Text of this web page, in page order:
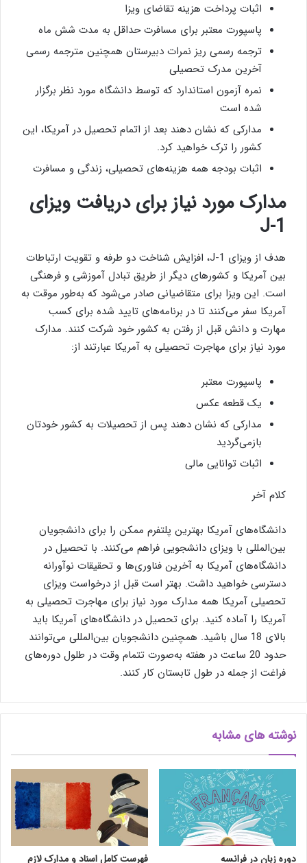
اثبات پرداخت هزینه تقاضای ویزا
پاسپورت معتبر برای مسافرت حداقل به مدت شش ماه
ترجمه رسمی ریز نمرات دبیرستان همچنین مترجمه رسمی
آخرین مدرک تحصیلی
نمره آزمون استاندارد که توسط دانشگاه مورد نظر برگزار
شده است
مدارکی که نشان دهند بعد از اتمام تحصیل در آمریکا، این
کشور را ترک خواهید کرد.
اثبات بودجه همه هزینه‌های تحصیلی، زندگی و مسافرت
مدارک مورد نیاز برای دریافت ویزای
J-1
هدف از ویزای J-1، افزایش شناخت دو طرفه و تقویت ارتباطات
بین آمریکا و کشورهای دیگر از طریق تبادل آموزشی و فرهنگی
است. این ویزا برای متقاضیانی صادر می‌شود که به‌طور موقت به
آمریکا سفر می‌کنند تا در برنامه‌های تایید شده برای کسب
مهارت و دانش قبل از رفتن به کشور خود شرکت کنند. مدارک
مورد نیاز برای مهاجرت تحصیلی به آمریکا عبارتند از:
پاسپورت معتبر
یک قطعه عکس
مدارکی که نشان دهند پس از تحصیلات به کشور خودتان
بازمی‌گردید
اثبات توانایی مالی
کلام آخر
دانشگاه‌های آمریکا بهترین پلتفرم ممکن را برای دانشجویان
بین‌المللی با ویزای دانشجویی فراهم می‌کنند. با تحصیل در
دانشگاه‌های آمریکا به آخرین فناوری‌ها و تحقیقات نوآورانه
دسترسی خواهید داشت. بهتر است قبل از درخواست ویزای
تحصیلی آمریکا همه مدارک مورد نیاز برای مهاجرت تحصیلی به
آمریکا را آماده کنید. برای تحصیل در دانشگاه‌های آمریکا باید
بالای 18 سال باشید. همچنین دانشجویان بین‌المللی می‌توانند
حدود 20 ساعت در هفته به‌صورت تتمام وقت در طلول دوره‌های
فراغت از جمله در طول تابستان کار کنند.
نوشته های مشابه
دوره زبان در فرانسه
فهرست کامل اسناد و مدارک لازم